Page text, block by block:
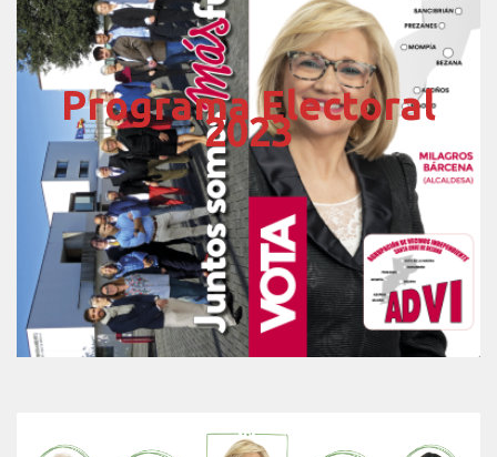
Programa Electoral
2023